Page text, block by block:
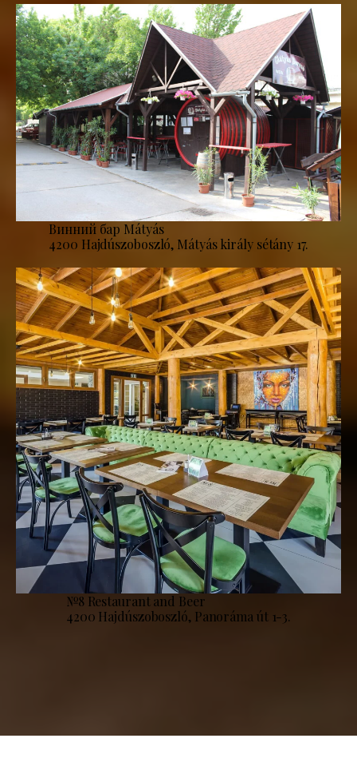
Винний бар Mátyás
4200 Hajdúszoboszló, Mátyás király sétány 17.
№8 Restaurant and Beer
4200 Hajdúszoboszló, Panoráma út 1-3.